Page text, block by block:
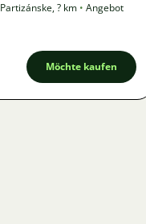
Partizánske,? km • Angebot
Möchte kaufen